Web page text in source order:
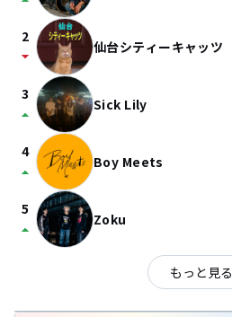
2
arrow_drop_down 仙台シティーキャッツ
3
arrow_drop_up Sick Lily
4
arrow_drop_up Boy Meets
5
arrow_drop_up Zoku
もっと見る